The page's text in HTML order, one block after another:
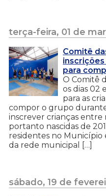
terça-feira, 01 de
Comitê
para
O Comitê
os dias 02
para as
compor o grupo
inscrever crianças entre
portanto nascidas de
residentes no Município
da rede municipal […]
sábado, 19 de